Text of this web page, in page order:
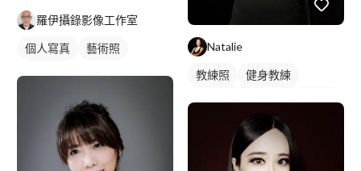
羅伊攝錄影像工作室
個人寫真
藝術照
商業人像
Natalie
教練照
健身教練